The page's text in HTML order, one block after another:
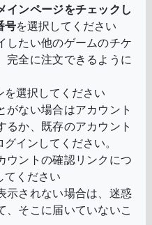
インページをチェックし
号を選択してください
したい他のゲームのチケ
完全に注文できるように
選択してください
がない場合はアカウント
るか、既存のアカウント
インしてください。
ウントの確認リンクにつ
てください
示されない場合は、迷惑
、そこに届いていないこ